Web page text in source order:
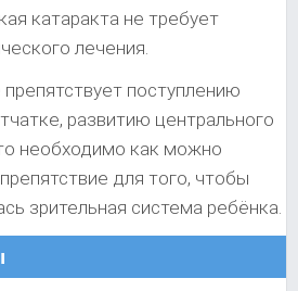
катаракта не требует
лечения.
поступлению
развитию центрального
необходимо как можно
для того, чтобы
зрительная система ребёнка.